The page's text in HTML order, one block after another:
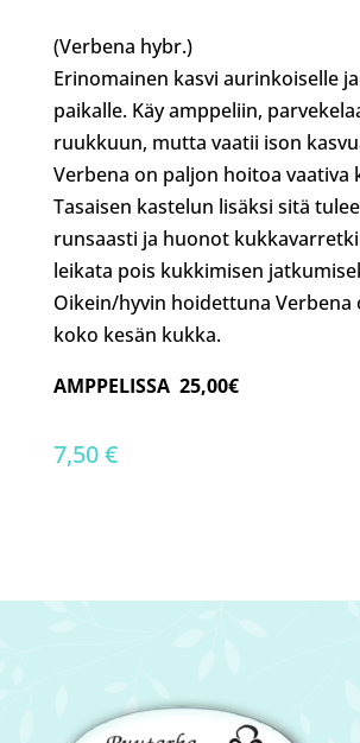
(Verbena hybr.)
Erinomainen kasvi aurinkoiselle
paikalle. Käy amppeliin,
ruukkuun, mutta vaatii ison
Verbena on paljon hoitoa vaativa
Tasaisen kastelun lisäksi sitä
runsaasti ja huonot
leikata pois kukkimisen
Oikein/hyvin hoidettuna Verbena
koko kesän kukka.
AMPPELISSA 25,00€
7,50€